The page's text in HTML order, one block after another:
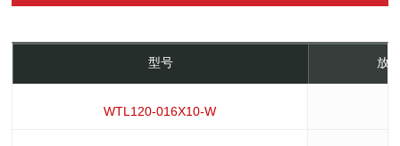
型号 放
WTL120-016X10-W